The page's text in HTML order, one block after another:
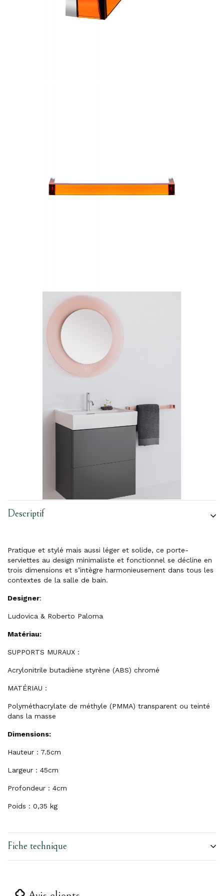
Descriptif
Pratique et stylé mais aussi léger et solide, ce porte-
serviettes au design minimaliste et fonctionnel se décline en
trois dimensions et s’intègre harmonieusement dans tous les
contextes de la salle de bain.
Designer:
Ludovica & Roberto Paloma
Matériau:
SUPPORTS MURAUX :
Acrylonitrile butadiène styrène (ABS) chromé
MATÉRIAU :
Polyméthacrylate de méthyle (PMMA) transparent ou teinté
dans la masse
Dimensions:
Hauteur : 7.5cm
Largeur : 45cm
Profondeur : 4cm
Poids : 0,35 kg
Fiche technique